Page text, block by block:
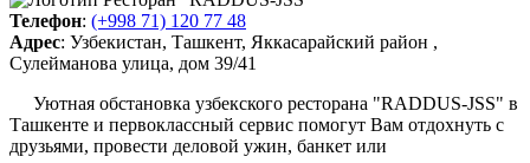
Телефон: (+998 71) 120 77 48
Адрес: Узбекистан, Ташкент, Яккасарайский район ,
Сулейманова улица, дом 39/41
Уютная обстановка узбекского ресторана "RADDUS-JSS" в
Ташкенте и первоклассный сервис помогут Вам отдохнуть с
друзьями, провести деловой ужин, банкет или